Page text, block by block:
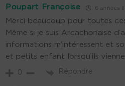
Poupart Françoise 6 années il
Merci beaucoup pour toutes
Même si je suis Arcachonaise
informations m’intéressent et
et petits enfant lorsqu’ils
0 Répondre